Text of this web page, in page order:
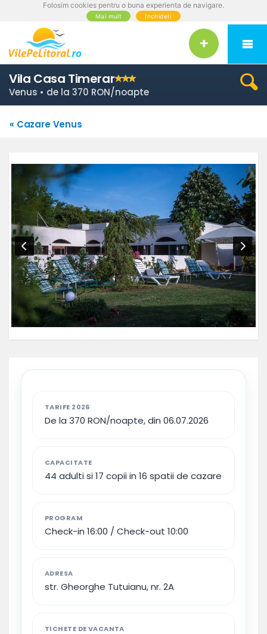
Folosim cookies pentru o buna experienta de navigare.
Mai mult Inchideti
Vila Casa Timerar
Venus • de la 370 RON/noapte
« Cazare Venus
TARIFE 2026
De la 370 RON/noapte, din 06.07.2026
CAPACITATE
44 adulti si 17 copii in 16 spatii de cazare
PROGRAM
Check-in 16:00 / Check-out 10:00
ADRESA
str. Gheorghe Tutuianu, nr. 2A
TICHETE DE VACANTA